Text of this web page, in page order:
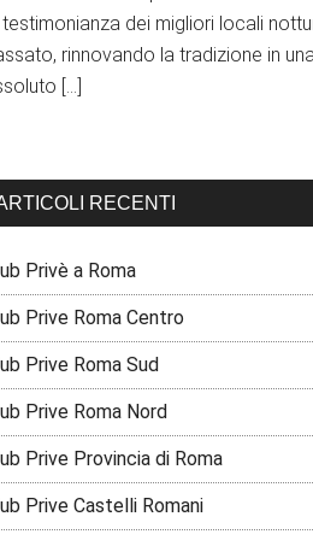
testimonianza dei migliori locali
rinnovando la tradizione in
[…]
RECENTI
Privè a Roma
Prive Roma Centro
Prive Roma Sud
Prive Roma Nord
Prive Provincia di Roma
Prive Castelli Romani